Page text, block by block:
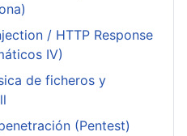
/ HTTP Response
IV)
de ficheros y
(Pentest)